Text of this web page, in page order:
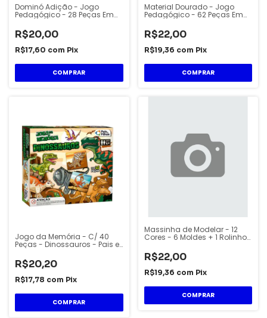
Dominó Adição - Jogo
Pedagógico - 28 Peças Em
R$20,00
R$17,60 com Pix
Material Dourado - Jogo
Pedagógico - 62 Peças Em
R$22,00
R$19,36 com Pix
Jogo da Memória - C/ 40
Peças - Dinossauros - Pais e
R$20,20
R$17,78 com Pix
Massinha de Modelar - 12
Cores - 6 Moldes + 1 Rolinho
R$22,00
R$19,36 com Pix